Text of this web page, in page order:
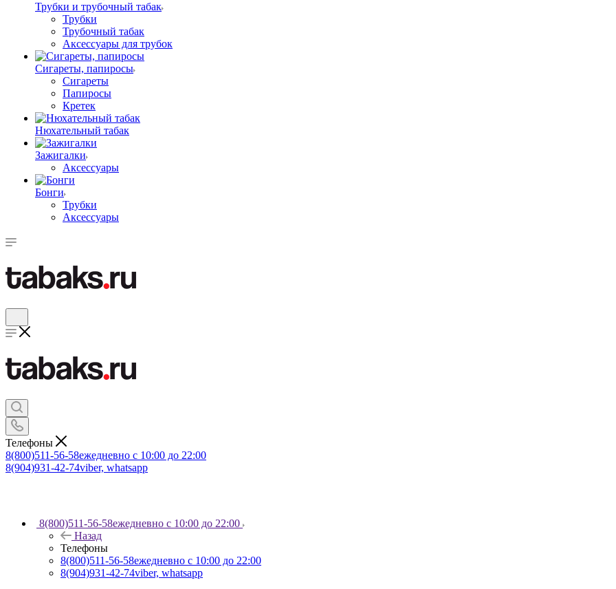
Трубки и трубочный табак
Трубки
Трубочный табак
Аксессуары для трубок
Сигареты, папиросы
Сигареты
Папиросы
Кретек
Нюхательный табак
Зажигалки
Аксессуары
Бонги
Трубки
Аксессуары
Телефоны
8(800)511-56-58ежедневно с 10:00 до 22:00
8(904)931-42-74viber, whatsapp
8(800)511-56-58ежедневно с 10:00 до 22:00
Назад
Телефоны
8(800)511-56-58ежедневно с 10:00 до 22:00
8(904)931-42-74viber, whatsapp